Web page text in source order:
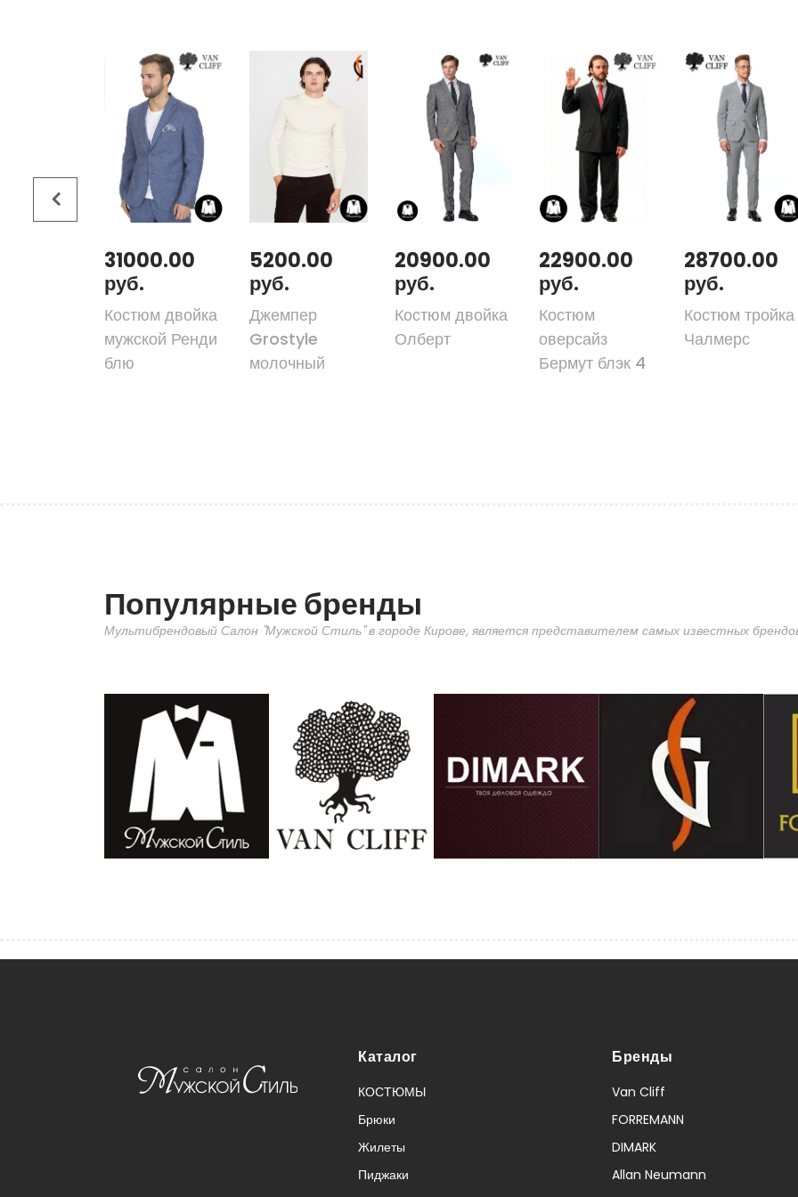
31000.00
руб.
Костюм двойка
мужской Ренди
блю
5200.00
руб.
Джемпер
Grostyle
молочный
20900.00
руб.
Костюм двойка
Олберт
22900.00
руб.
Костюм
оверсайз
Бермут блэк 4
28700.00
руб.
Костюм тройка
Чалмерс
Популярные бренды
Мультибрендовый Салон "Мужской Стиль" в городе Кирове, является представителем самых известных
Каталог
КОСТЮМЫ
Брюки
Жилеты
Пиджаки
Бренды
Van Cliff
FORREMANN
DIMARK
Allan Neumann